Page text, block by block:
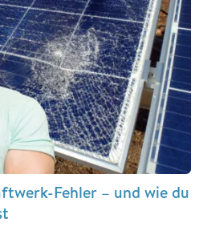
Fehler – und wie du